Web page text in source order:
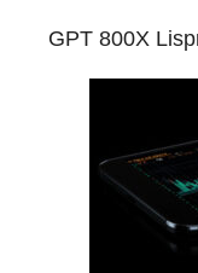
GPT 800X